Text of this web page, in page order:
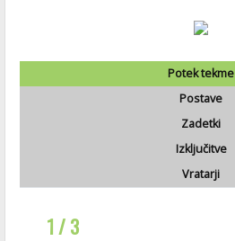
Potek tekme
Postave
Zadetki
Izključitve
Vratarji
1 / 3